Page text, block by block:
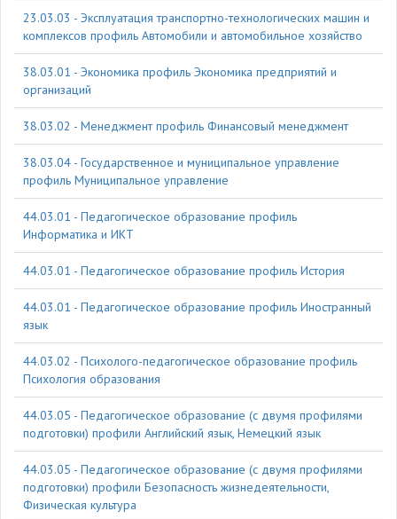
23.03.03 - Эксплуатация транспортно-технологических машин и
комплексов профиль Автомобили и автомобильное хозяйство
38.03.01 - Экономика профиль Экономика предприятий и
организаций
38.03.02 - Менеджмент профиль Финансовый менеджмент
38.03.04 - Государственное и муниципальное управление
профиль Муниципальное управление
44.03.01 - Педагогическое образование профиль
Информатика и ИКТ
44.03.01 - Педагогическое образование профиль История
44.03.01 - Педагогическое образование профиль Иностранный
язык
44.03.02 - Психолого-педагогическое образование профиль
Психология образования
44.03.05 - Педагогическое образование (с двумя профилями
подготовки) профили Английский язык, Немецкий язык
44.03.05 - Педагогическое образование (с двумя профилями
подготовки) профили Безопасность жизнедеятельности,
Физическая культура